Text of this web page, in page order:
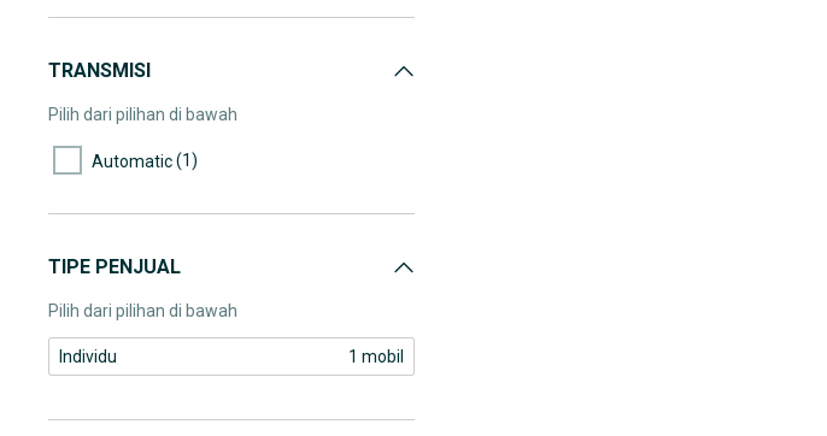
TRANSMISI
Pilih dari pilihan di bawah
Automatic(1)
TIPE PENJUAL
Pilih dari pilihan di bawah
Individu 1 mobil